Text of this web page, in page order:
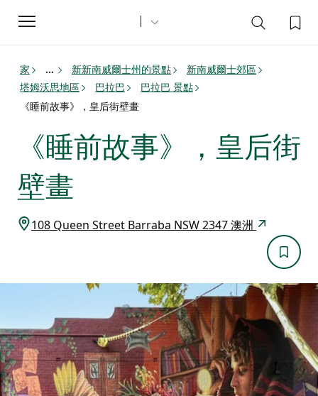
Toggle
navigation
家 ... 新新南威爾士州的景點
新南威爾士郊區
塔姆沃思地區
巴拉巴
巴拉巴 景點
《睡前故事》，皇后街壁畫
《睡前故事》，皇后街
壁畫
108 Queen Street Barraba NSW 2347 澳洲